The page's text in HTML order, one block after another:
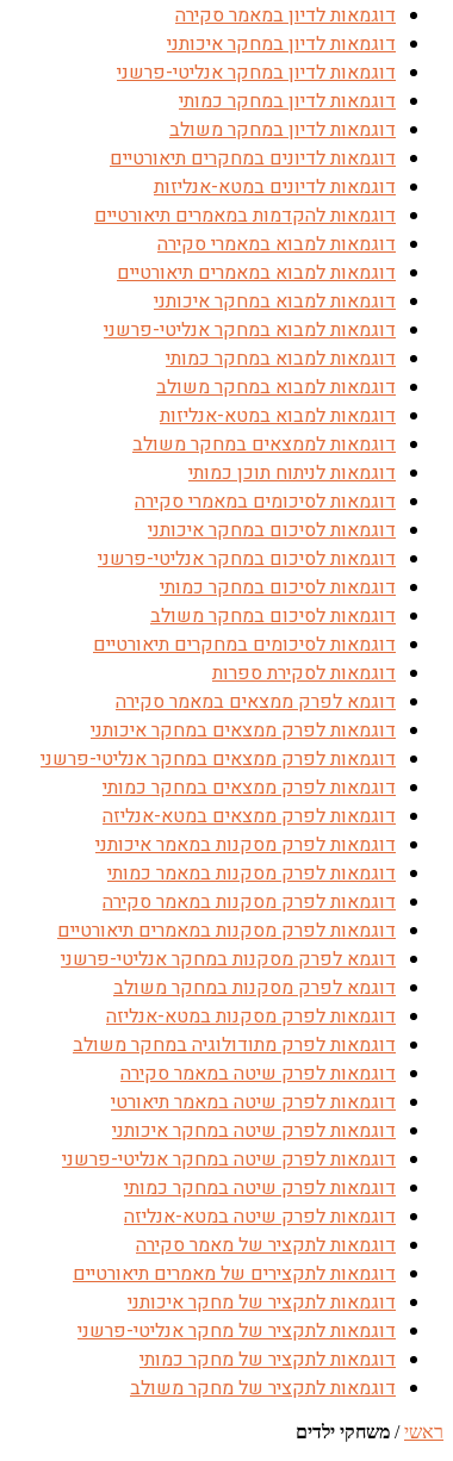
דוגמאות לדיון במאמר סקירה
דוגמאות לדיון במחקר איכותני
דוגמאות לדיון במחקר אנליטי-פרשני
דוגמאות לדיון במחקר כמותי
דוגמאות לדיון במחקר משולב
דוגמאות לדיונים במחקרים תיאורטיים
דוגמאות לדיונים במטא-אנליזות
דוגמאות להקדמות במאמרים תיאורטיים
דוגמאות למבוא במאמרי סקירה
דוגמאות למבוא במאמרים תיאורטיים
דוגמאות למבוא במחקר איכותני
דוגמאות למבוא במחקר אנליטי-פרשני
דוגמאות למבוא במחקר כמותי
דוגמאות למבוא במחקר משולב
דוגמאות למבוא במטא-אנליזות
דוגמאות לממצאים במחקר משולב
דוגמאות לניתוח תוכן כמותי
דוגמאות לסיכומים במאמרי סקירה
דוגמאות לסיכום במחקר איכותני
דוגמאות לסיכום במחקר אנליטי-פרשני
דוגמאות לסיכום במחקר כמותי
דוגמאות לסיכום במחקר משולב
דוגמאות לסיכומים במחקרים תיאורטיים
דוגמאות לסקירת ספרות
דוגמא לפרק ממצאים במאמר סקירה
דוגמאות לפרק ממצאים במחקר איכותני
דוגמאות לפרק ממצאים במחקר אנליטי-פרשני
דוגמאות לפרק ממצאים במחקר כמותי
דוגמאות לפרק ממצאים במטא-אנליזה
דוגמאות לפרק מסקנות במאמר איכותני
דוגמאות לפרק מסקנות במאמר כמותי
דוגמאות לפרק מסקנות במאמר סקירה
דוגמאות לפרק מסקנות במאמרים תיאורטיים
דוגמא לפרק מסקנות במחקר אנליטי-פרשני
דוגמא לפרק מסקנות במחקר משולב
דוגמאות לפרק מסקנות במטא-אנליזה
דוגמאות לפרק מתודולוגיה במחקר משולב
דוגמאות לפרק שיטה במאמר סקירה
דוגמאות לפרק שיטה במאמר תיאורטי
דוגמאות לפרק שיטה במחקר איכותני
דוגמאות לפרק שיטה במחקר אנליטי-פרשני
דוגמאות לפרק שיטה במחקר כמותי
דוגמאות לפרק שיטה במטא-אנליזה
דוגמאות לתקציר של מאמר סקירה
דוגמאות לתקצירים של מאמרים תיאורטיים
דוגמאות לתקציר של מחקר איכותני
דוגמאות לתקציר של מחקר אנליטי-פרשני
דוגמאות לתקציר של מחקר כמותי
דוגמאות לתקציר של מחקר משולב
ראשי/ משחקי ילדים